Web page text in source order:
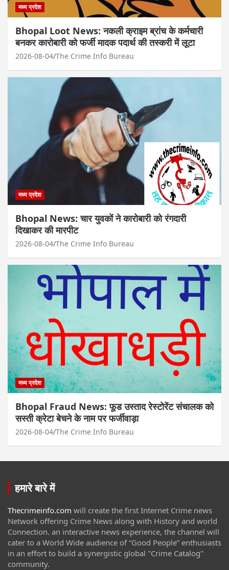
मध्य प्रदेश
Bhopal Loot News: नकली क्राइम ब्रांच के कर्मचारी
बनकर कारोबारी को फर्जी मादक पदार्थ की तस्करी में लूटा
2026-08-04 The Crime Info Bureau
मध्य प्रदेश
Bhopal News: चार युवकों ने कारोबारी को रंगदारी
दिखाकर की मारपीट
2026-08-04 The Crime Info Bureau
मध्य प्रदेश
Bhopal Fraud News: फूड उस्ताद रेस्टोरेंट संचालक को
सस्ती क्रेटा बेचने के नाम पर फर्जीवाड़ा
2026-08-04 The Crime Info Bureau
हमारे बारे में
Thecrimeinfo.com will create the first Internet Crime news
Network offering Crime News along with History and world
Connection. an interactive news experience, the channel will
cater to a World Wide audience of “Good People” enthusiasts
in an effort to build a synergistic global "Crime Catalog"
community.